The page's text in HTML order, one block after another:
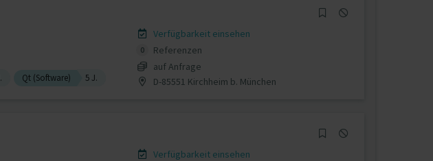
Qt (Software) 5 J.
Verfügbarkeit einsehen
0
Referenzen
auf Anfrage
D-85551 Kirchheim b. München
Verfügbarkeit einsehen